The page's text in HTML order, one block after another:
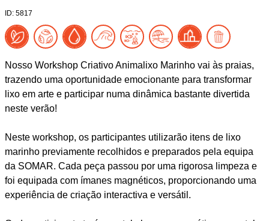
ID: 5817
Nosso Workshop Criativo Animalixo Marinho vai às praias,
trazendo uma oportunidade emocionante para transformar
lixo em arte e participar numa dinâmica bastante divertida
neste verão!
Neste workshop, os participantes utilizarão itens de lixo
marinho previamente recolhidos e preparados pela equipa
da SOMAR. Cada peça passou por uma rigorosa limpeza e
foi equipada com ímanes magnéticos, proporcionando uma
experiência de criação interactiva e versátil.